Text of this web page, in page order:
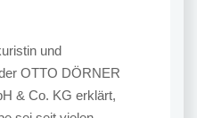
und
OTTO DÖRNER
& Co. KG erklärt,